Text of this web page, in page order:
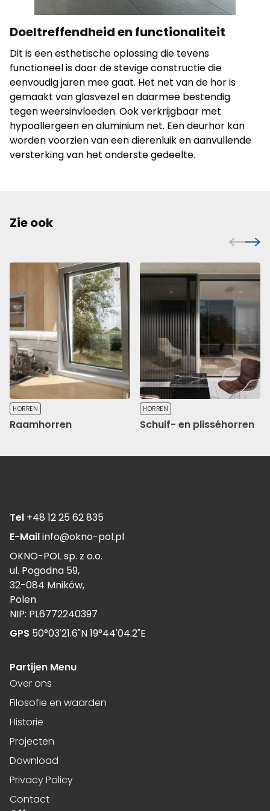
Statistieken
Statistische cookies helpen website-eigenaren te
begrijpen hoe verschillende gebruikers zich op de site
gedragen door anonieme informatie te verzamelen en
te rapporteren.
Alles weigeren
Mijn voorkeuren opslaan
Doeltreffendheid en functionaliteit
Dit is een esthetische oplossing die tevens
functioneel is door de stevige constructie die
eenvoudig jaren mee gaat. Het net van de hor is
gemaakt van glasvezel en daarmee bestendig
tegen weersinvloeden. Ook verkrijgbaar met
hypoallergeen en aluminium net. Een deurhor kan
worden voorzien van een dierenluik en aanvullende
versterking van het onderste gedeelte.
Zie ook
HORREN
Raamhorren
HORREN
Schuif- en plisséhorren
Tel +48 12 25 62 835
E-Mailinfo@okno-pol.pl
OKNO-POL sp. z o.o.
ul. Pogodna 59,
32-084 Mników,
Polen
NIP: PL6772240397
GPS 50°03'21.6"N 19°44'04.2"E
Partijen Menu
Over ons
Filosofie en waarden
Historie
Projecten
Download
Privacy Policy
Contact